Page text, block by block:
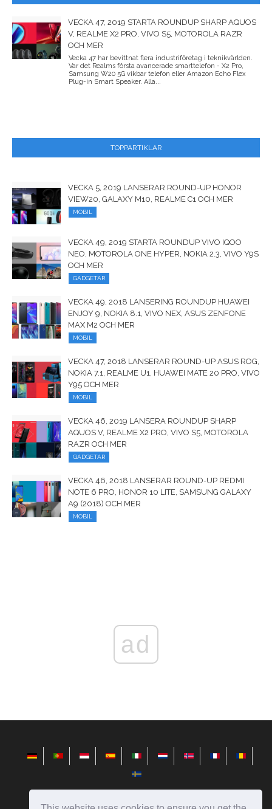
VECKA 47, 2019 STARTA ROUNDUP SHARP AQUOS
V, REALME X2 PRO, VIVO S5, MOTOROLA RAZR
OCH MER
Vecka 47 har bevittnat flera industriföretag i teknikvärlden.
Var det Realms första avancerade smarttelefon - X2 Pro,
Samsung W20 5G vikbar telefon eller Amazon Echo Flex
Plug-in Smart Speaker. Alla...
TOPPARTIKLAR
VECKA 5, 2019 LANSERAR ROUND-UP HONOR
VIEW20, GALAXY M10, REALME C1 OCH MER
MOBIL
VECKA 49, 2019 STARTA ROUNDUP VIVO IQOO
NEO, MOTOROLA ONE HYPER, NOKIA 2.3, VIVO Y9S
OCH MER
GADGETAR
VECKA 49, 2018 LANSERING ROUNDUP HUAWEI
ENJOY 9, NOKIA 8.1, VIVO NEX, ASUS ZENFONE
MAX M2 OCH MER
MOBIL
VECKA 47, 2018 LANSERAR ROUND-UP ASUS ROG,
NOKIA 7.1, REALME U1, HUAWEI MATE 20 PRO, VIVO
Y95 OCH MER
MOBIL
VECKA 46, 2019 LANSERA ROUNDUP SHARP
AQUOS V, REALME X2 PRO, VIVO S5, MOTOROLA
RAZR OCH MER
GADGETAR
VECKA 46, 2018 LANSERAR ROUND-UP REDMI
NOTE 6 PRO, HONOR 10 LITE, SAMSUNG GALAXY
A9 (2018) OCH MER
MOBIL
ad